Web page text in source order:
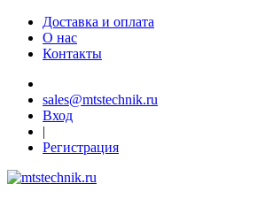
Доставка и оплата
О нас
Контакты
sales@mtstechnik.ru
Вход
|
Регистрация